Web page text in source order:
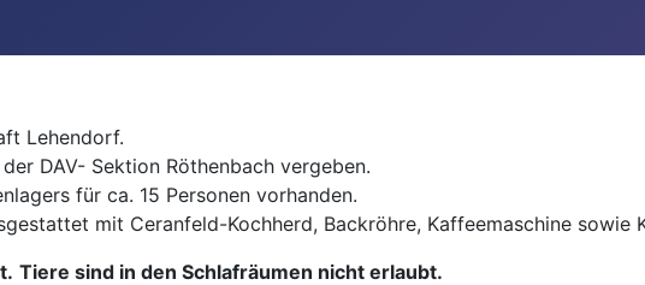
Lehendorf.
DAV- Sektion Röthenbach vergeben.
für ca. 15 Personen vorhanden.
mit Ceranfeld-Kochherd, Backröhre, Kaffeemaschine sowie
Tiere sind in den Schlafräumen nicht erlaubt.